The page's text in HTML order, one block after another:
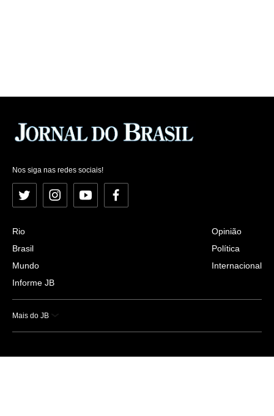
Nos siga nas redes sociais!
Twitter InstagramYouTubeFacebook
Rio
Brasil
Mundo
Informe JB
Opinião
Política
Internacional
Mais do JB
Esportes